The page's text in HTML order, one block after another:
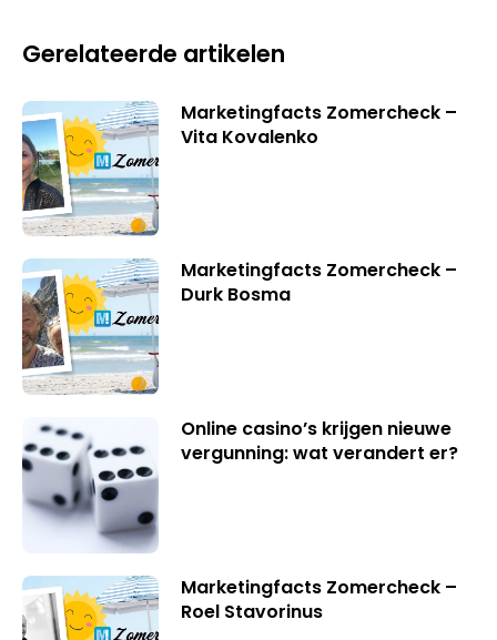
Gerelateerde artikelen
Marketingfacts Zomercheck –
Vita Kovalenko
Marketingfacts Zomercheck –
Durk Bosma
Online casino’s krijgen nieuwe
vergunning: wat verandert er?
Marketingfacts Zomercheck –
Roel Stavorinus